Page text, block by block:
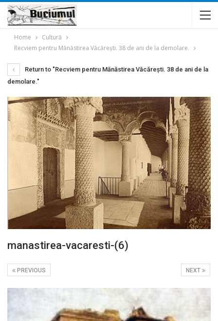
Home
Cultură
Recviem pentru Mănăstirea Văcăreşti. 38 de ani de la demolare.
Return to "Recviem pentru Mănăstirea Văcăreşti. 38 de ani de la
demolare."
manastirea-vacaresti-(6)
NEXT
PREVIOUS